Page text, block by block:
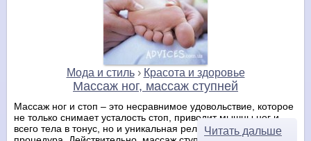
Мода и стиль› Красота и здоровье
Массаж ног, массаж ступней
Массаж ног и стоп – это несравнимое удовольствие, которое
не только снимает усталость стоп, приводит мышцы ног и
всего тела в тонус, но и уникальная релаксирующая
Читать дальше